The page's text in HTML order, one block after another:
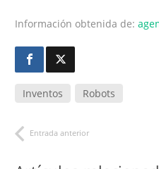
Información obtenida de:
Inventos Robots
Entrada anterior